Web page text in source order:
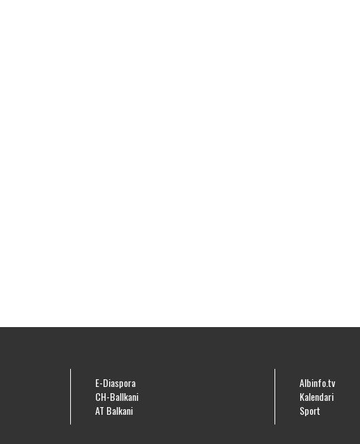
E-Diaspora
CH-Ballkani
AT Balkani
Albinfo.tv
Kalendari
Sport